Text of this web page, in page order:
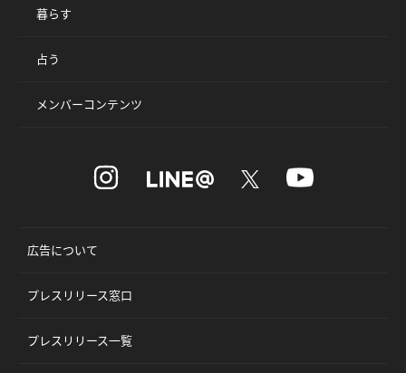
暮らす
占う
メンバーコンテンツ
広告について
プレスリリース窓口
プレスリリース一覧